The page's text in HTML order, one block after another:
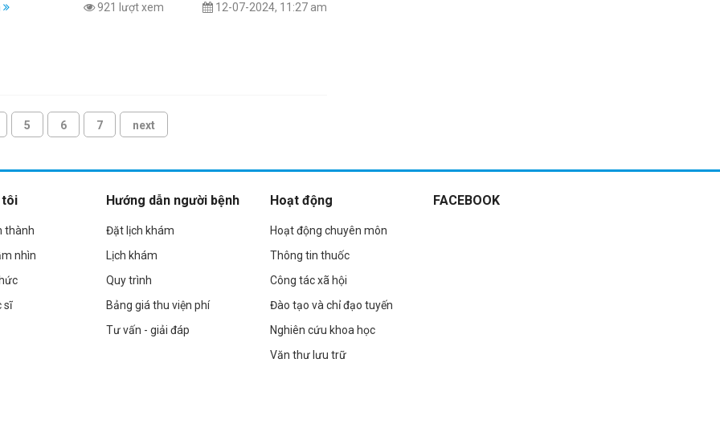
sự vào cuộc chủ động, tích cực, sáng tạo của đội ngũ Điều
12-07-2024, 11:27 am
921 lượt xem
5 6 7 next
tôi
thành
nhìn
sĩ
Hướng dẫn người bệnh
Đặt lịch khám
Lịch khám
Quy trình
Bảng giá thu viện phí
Tư vấn - giải đáp
Hoạt động
Hoạt động chuyên môn
Thông tin thuốc
Công tác xã hội
Đào tạo và chỉ đạo tuyến
Nghiên cứu khoa học
Văn thư lưu trữ
FACEBOOK